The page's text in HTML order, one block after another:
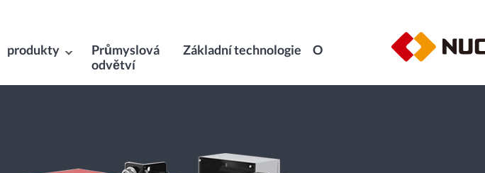
produkty
Průmyslová
odvětví
Základní technologie O